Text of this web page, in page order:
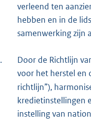
verleend ten
hebben en in de
samenwerking zijn
Door de Richtlijn
voor het herstel en
richtlijn”),
kredietinstellingen
instelling van